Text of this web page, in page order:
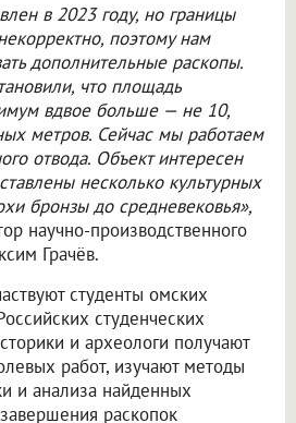
в 2023 году, но границы
поэтому нам
дополнительные раскопы.
что площадь
вдвое больше — не 10,
метров. Сейчас мы работаем
отвода. Объект интересен
несколько культурных
бронзы до средневековья»,
научно-производственного
Грачёв.
студенты омских
студенческих
и археологи получают
работ, изучают методы
и анализа найденных
раскопок